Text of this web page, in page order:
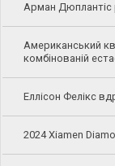
Арман Дюплантіс
Американський
комбінованій
Еллісон Фелікс
2024 Xiamen